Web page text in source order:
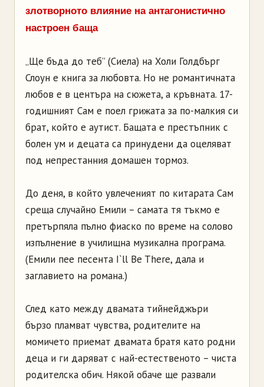
злотворното влияние на антагонистично
настроен баща
„Ще бъда до теб” (Сиела) на Холи Голдбърг
Слоун е книга за любовта. Но не романтичната
любов е в центъра на сюжета, а кръвната. 17-
годишният Сам е поел грижата за по-малкия си
брат, който е аутист. Бащата е престъпник с
болен ум и децата са принудени да оцеляват
под непрестанния домашен тормоз.
До деня, в който увлеченият по китарата Сам
среща случайно Емили – самата тя тъкмо е
претърпяла пълно фиаско по време на солово
изпълнение в училищна музикална програма.
(Емили пее песента I`ll Be There, дала и
заглавието на романа.)
След като между двамата тийнейджъри
бързо пламват чувства, родителите на
момичето приемат двамата братя като родни
деца и ги даряват с най-естественото – чиста
родителска обич. Някой обаче ще развали